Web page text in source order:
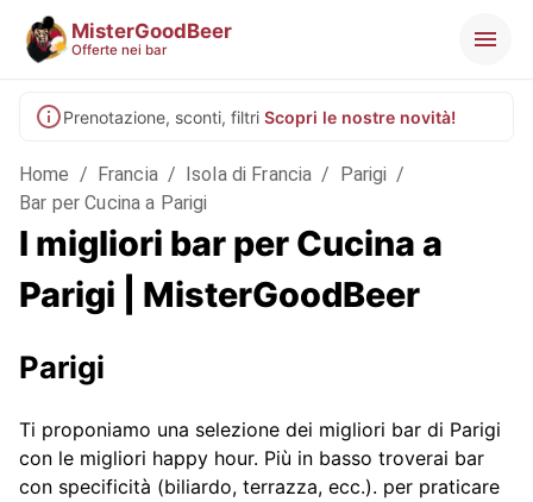
MisterGoodBeer
Offerte nei bar
Prenotazione, sconti, filtri Scopri le nostre novità!
Home / Francia / Isola di Francia / Parigi /
Bar per Cucina a Parigi
I migliori bar per Cucina a
Parigi | MisterGoodBeer
Parigi
Ti proponiamo una selezione dei migliori bar di Parigi
con le migliori happy hour. Più in basso troverai bar
con specificità (biliardo, terrazza, ecc.). per praticare